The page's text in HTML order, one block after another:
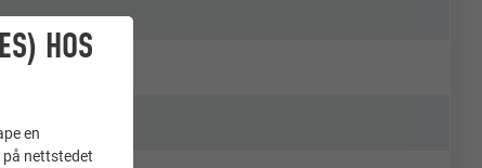
HOS
en
på nettstedet